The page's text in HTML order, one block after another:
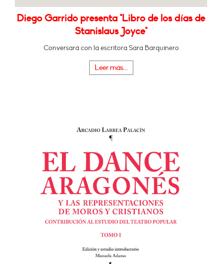
Diego Garrido presenta "Libro de los días de
Stanislaus Joyce"
Conversará con la escritora Sara Barquinero
Leer más...